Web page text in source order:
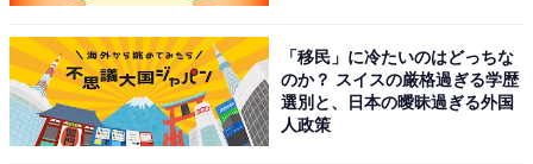
ー」が今だけ実質10％オフ！ 常に最適な圧力と
スピードを自動調整【11月18日】
「移民」に冷たいのはどっちな
のか？ スイスの厳格過ぎる学歴
選別と、日本の曖昧過ぎる外国
人政策